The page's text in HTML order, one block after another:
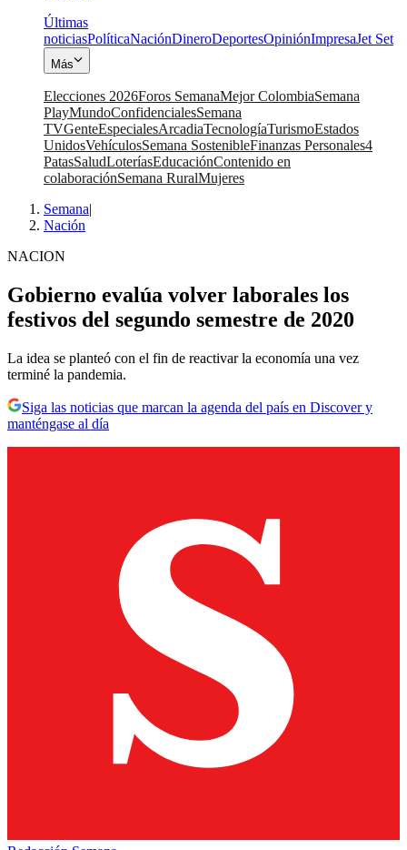
Últimas
noticiasPolíticaNaciónDineroDeportesOpiniónImpresaJet Set
Más
Elecciones 2026Foros SemanaMejor ColombiaSemana
PlayMundoConfidencialesSemana
TVGenteEspecialesArcadiaTecnologíaTurismoEstados
UnidosVehículosSemana SostenibleFinanzas Personales4
PatasSaludLoteríasEducaciónContenido en
colaboraciónSemana RuralMujeres
Semana|
Nación
NACION
Gobierno evalúa volver laborales los
festivos del segundo semestre de 2020
La idea se planteó con el fin de reactivar la economía una vez
terminé la pandemia.
Siga las noticias que marcan la agenda del país en Discover y
manténgase al día